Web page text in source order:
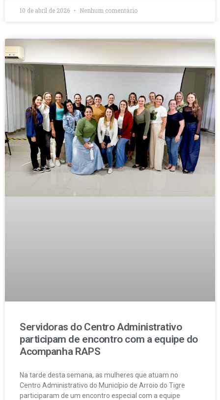
10 de abril de 2026 Nenhum comentário
Servidoras do Centro Administrativo
participam de encontro com a equipe do
Acompanha RAPS
Na tarde desta semana, as mulheres que atuam no
Centro Administrativo do Município de Arroio do Tigre
participaram de um encontro especial com a equipe